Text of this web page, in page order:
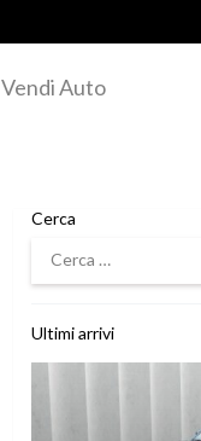
Vendi Auto
Cerca
Cerca
Ultimi arrivi
Vedi dettagli